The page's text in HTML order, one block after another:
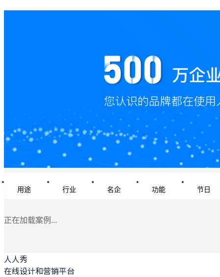
用途 行业 名企 功能 节日
正在加载案例...
人人秀
在线设计和营销平台